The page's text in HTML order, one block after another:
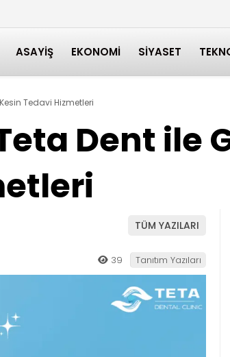
ASAYIŞ EKONOMI SIYASET
Tedavi Hizmetleri
Dent ile
TÜM YAZILARI
39 Tanıtım Yazıları